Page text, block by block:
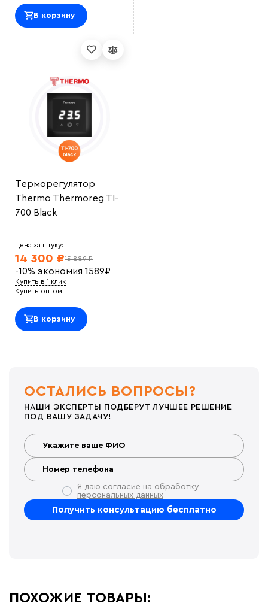
В корзину
Терморегулятор
Thermo Thermoreg TI-
700 Black
Цена за штуку:
15 889 ₽
14 300 ₽
-10% экономия 1589₽
Купить в 1 клик
Купить оптом
В корзину
ОСТАЛИСЬ ВОПРОСЫ?
НАШИ ЭКСПЕРТЫ ПОДБЕРУТ ЛУЧШЕЕ РЕШЕНИЕ
ПОД ВАШУ ЗАДАЧУ!
Я даю согласие на обработку
персональных данных
ПОХОЖИЕ ТОВАРЫ: